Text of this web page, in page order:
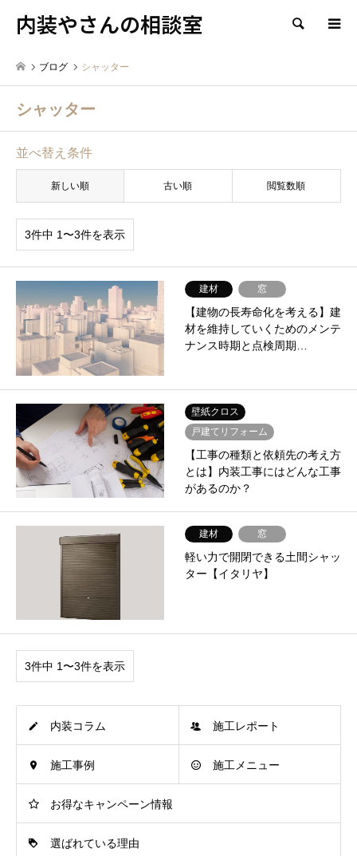
内装やさんの相談室 検索
ブログ シャッター
シャッター
並べ替え条件
新しい順 古い順 閲覧数順
3件中 1〜3件を表示
建材 窓
【建物の長寿命化を考える】建
材を維持していくためのメンテ
ナンス時期と点検周期…
壁紙クロス
戸建てリフォーム
【工事の種類と依頼先の考え方
とは】内装工事にはどんな工事
があるのか？
建材 窓
軽い力で開閉できる土間シャッ
ター【イタリヤ】
3件中 1〜3件を表示
内装コラム 施工レポート
施工事例 施工メニュー
お得なキャンペーン情報
選ばれている理由